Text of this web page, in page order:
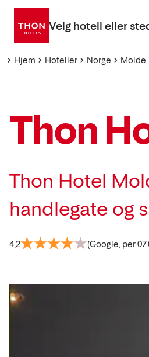
Gå
direkte
Velg hotell eller
Hjem Hoteller Norge Molde
Thon
Thon Hotel
handlegate og
4,2 (Google, per